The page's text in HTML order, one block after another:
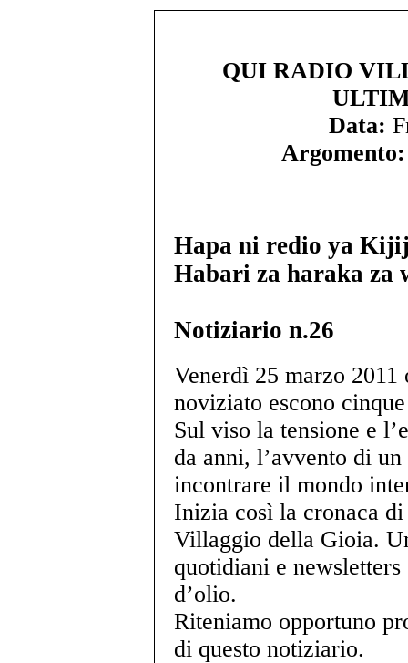
QUI RADIO
Data:
Argomento:
Hapa ni redio ya
Habari za haraka za
Notiziario n.26
Venerdì 25 marzo
noviziato escono
Sul viso la tensione e
da anni, l’avvento di
incontrare il mondo
Inizia così la cronaca
Villaggio della Gioia.
quotidiani e
d’olio.
Riteniamo opportuno
di questo notiziario.